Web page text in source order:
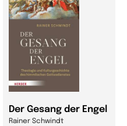
Der Gesang der Engel
Rainer Schwindt